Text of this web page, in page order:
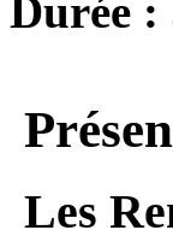
Durée :
Les